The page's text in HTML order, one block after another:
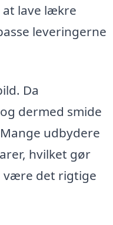
at lave lækre
leveringerne
Da
dermed smide
udbydere
hvilket gør
være det rigtige